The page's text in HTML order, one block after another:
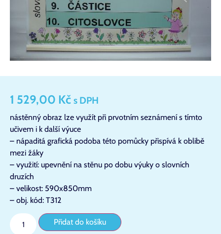
1 529,00 Kč s DPH
nástěnný obraz lze využít při prvotním seznámení s tímto
učivem i k další výuce
– nápaditá grafická podoba této pomůcky přispívá k oblibě
mezi žáky
– využití: upevnění na stěnu po dobu výuky o slovních
druzích
– velikost: 590x850mm
– obj. kód: T312
Přidat do košíku